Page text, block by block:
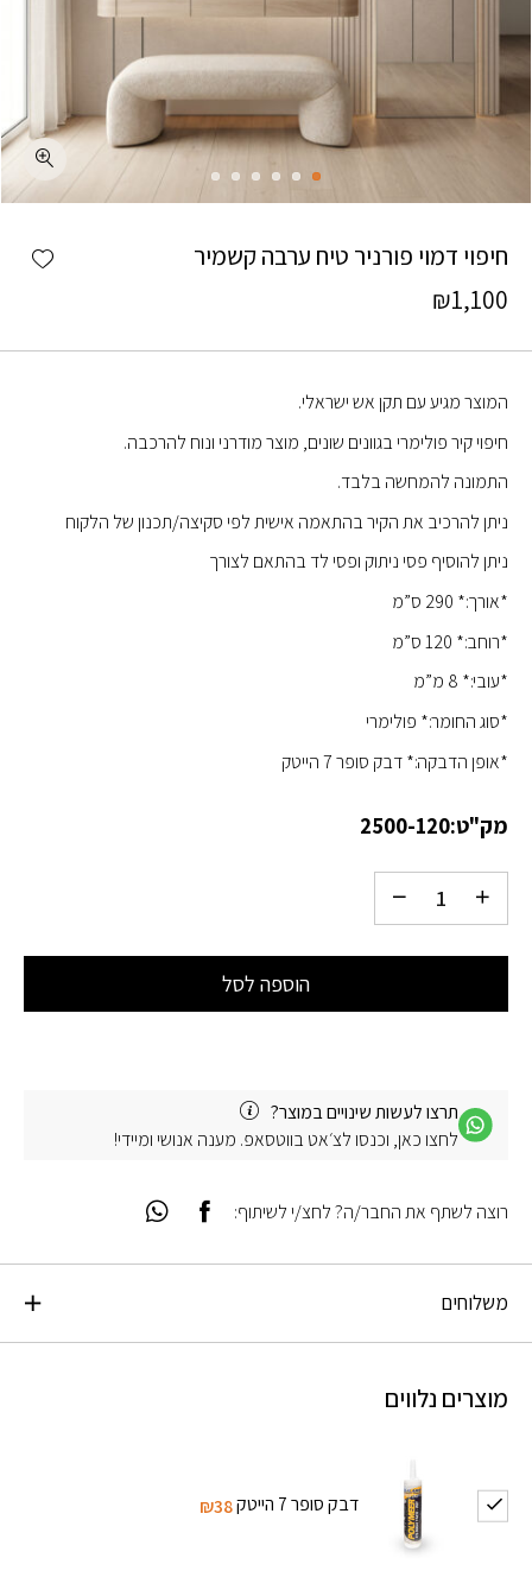
חיפוי דמוי פורניר טיח ערבה קשמיר
₪1,100
המוצר מגיע עם תקן אש ישראלי.
חיפוי קיר פולימרי בגוונים שונים, מוצר מודרני ונוח להרכבה.
התמונה להמחשה בלבד.
ניתן להרכיב את הקיר בהתאמה אישית לפי סקיצה/תכנון של הלקוח
ניתן להוסיף פסי ניתוק ופסי לד בהתאם לצורך
*אורך:* 290 ס”מ
*רוחב:* 120 ס”מ
*עובי:* 8 מ”מ
*סוג החומר:* פולימרי
*אופן הדבקה:* דבק סופר 7 הייטק
מק"ט:2500-120
הוספה לסל
תרצו לעשות שינויים במוצר?
לחצו כאן, וכנסו לצ׳אט בווטסאפ. מענה אנושי ומיידי!
משלוחים
מוצרים נלווים
דבק סופר 7 הייטק ₪38
רוצה לשתף את החבר/ה? לחצ/י לשיתוף: